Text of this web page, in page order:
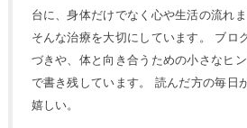
台に、身体だけでなく心や生活の流れ
そんな治療を大切にしています。 ブロ
づきや、体と向き合うための小さなヒ
で書き残しています。 読んだ方の毎日
嬉しい。